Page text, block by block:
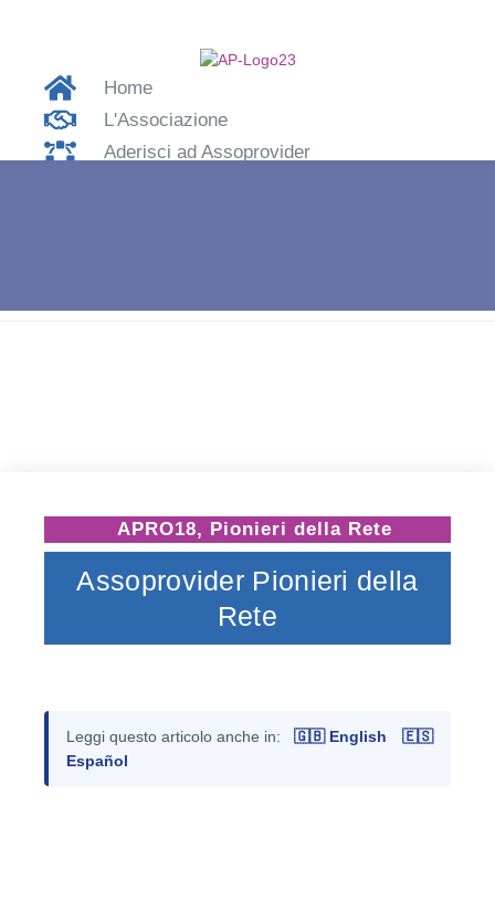
Home
L'Associazione
Aderisci ad Assoprovider
APRO18, Pionieri della Rete
Assoprovider Pionieri della
Rete
Leggi questo articolo anche in: 🇬🇧 English
🇪🇸
Español